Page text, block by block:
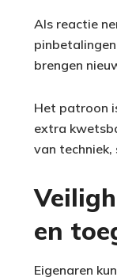
Als reactie
brengen
Het patroon
extra
van techniek,
en
Eigenaren